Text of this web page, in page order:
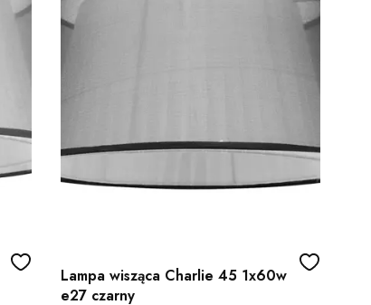
Lampa wisząca Charlie 45 1x60w
e27 czarny